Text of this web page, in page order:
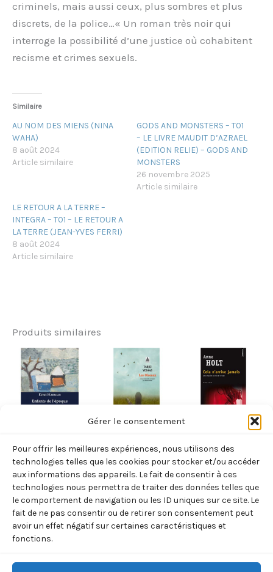
Gérer le consentement
Pour offrir les meilleures expériences, nous utilisons des
technologies telles que les cookies pour stocker et/ou accéder
aux informations des appareils. Le fait de consentir à ces
technologies nous permettra de traiter des données telles que
le comportement de navigation ou les ID uniques sur ce site. Le
fait de ne pas consentir ou de retirer son consentement peut
avoir un effet négatif sur certaines caractéristiques et
fonctions.
criminels, mais aussi ceux, plus sombres et plus
discrets, de la police…« Un roman très noir qui
interroge la possibilité d’une justice où cohabitent
recisme et crimes sexuels.
Similaire
AU NOM DES MIENS (NINA
WAHA)
8 août 2024
Article similaire
GODS AND MONSTERS – T01
– LE LIVRE MAUDIT D’AZRAEL
(EDITION RELIE) – GODS AND
MONSTERS
26 novembre 2025
Article similaire
LE RETOUR A LA TERRE –
INTEGRA – T01 – LE RETOUR A
LA TERRE (JEAN-YVES FERRI)
8 août 2024
Article similaire
Produits similaires
ENFANTS DE
L’EPOQUE
(KNUT
HAMSUN)
22,90€ TTC
au
LES OISEAUX
(TARJEI
VESAAS)
8,70 € TTC
panier
CELA
N’ARRRIVE
JAMAIS (ANNE
HOLT)
7,90€ TTC
au